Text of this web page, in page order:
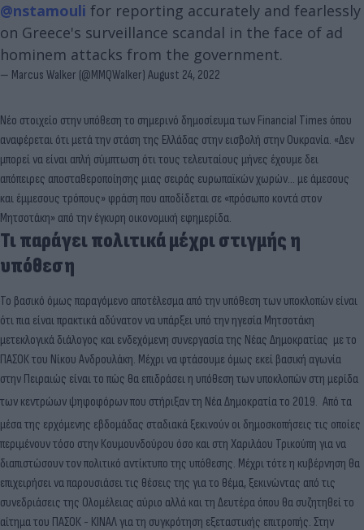
@nstamouli for reporting accurately and fearlessly
on Greece's surveillance scandal in the face of ad
hominem attacks from the government.
— Marcus Walker (@MMQWalker) August 24, 2022
Νέο στοιχείο στην υπόθεση το σημερινό δημοσίευμα των Financial Times όπου
αναφέρεται ότι μετά την στάση της Ελλάδας στην εισβολή στην Ουκρανία. «Δεν
μπορεί να είναι απλή σύμπτωση ότι τους τελευταίους μήνες έχουμε δει
απόπειρες αποσταθεροποίησης μιας σειράς ευρωπαϊκών χωρών... με άμεσους
και έμμεσους τρόπους» φράση που αποδίδεται σε «πρόσωπο κοντά στον
Μητσοτάκη» από την έγκυρη οικονομική εφημερίδα.
Τι παράγει πολιτικά μέχρι στιγμής η
υπόθεση
Το βασικό όμως παραγόμενο αποτέλεσμα από την υπόθεση των υποκλοπών είναι
ότι πια είναι πρακτικά αδύνατον να υπάρξει υπό την ηγεσία Μητσοτάκη
μετεκλογικά διάλογος και ενδεχόμενη συνεργασία της Νέας Δημοκρατίας με το
ΠΑΣΟΚ του Νίκου Ανδρουλάκη. Μέχρι να φτάσουμε όμως εκεί βασική αγωνία
στην Πειραιώς είναι το πώς θα επιδράσει η υπόθεση των υποκλοπών στη μερίδα
των κεντρώων ψηφοφόρων που στήριξαν τη Νέα Δημοκρατία το 2019. Από τα
μέσα της ερχόμενης εβδομάδας σταδιακά ξεκινούν οι δημοσκοπήσεις τις οποίες
περιμένουν τόσο στην Κουμουνδούρου όσο και στη Χαριλάου Τρικούπη για να
διαπιστώσουν τον πολιτικό αντίκτυπο της υπόθεσης. Μέχρι τότε η κυβέρνηση θα
επιχειρήσει να παρουσιάσει τις θέσεις της για το θέμα, ξεκινώντας από τις
συνεδριάσεις της Ολομέλειας αύριο αλλά και τη Δευτέρα όπου θα συζητηθεί το
αίτημα του ΠΑΣΟΚ - ΚΙΝΑΛ για τη συγκρότηση εξεταστικής επιτροπής. Στην